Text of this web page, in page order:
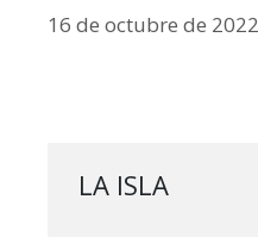
16 de octubre de 2022